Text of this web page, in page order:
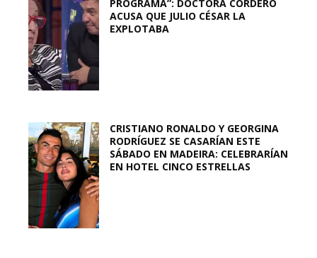
PROGRAMA”: DOCTORA CORDERO
ACUSA QUE JULIO CÉSAR LA
EXPLOTABA
CRISTIANO RONALDO Y GEORGINA
RODRÍGUEZ SE CASARÍAN ESTE
SÁBADO EN MADEIRA: CELEBRARÍAN
EN HOTEL CINCO ESTRELLAS